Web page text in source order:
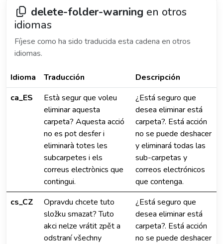
delete-folder-warning en otros
idiomas
Fíjese como ha sido traducida esta cadena en otros
idiomas.
Idioma Traducción
Descripción
ca_ES
Està segur que voleu
eliminar aquesta
carpeta? Aquesta acció
no es pot desfer i
eliminarà totes les
subcarpetes i els
correus electrònics que
contingui.
¿Está seguro que
desea eliminar está
carpeta?. Está acción
no se puede deshacer
y eliminará todas las
sub-carpetas y
correos electrónicos
que contenga.
cs_CZ
Opravdu chcete tuto
složku smazat? Tuto
akci nelze vrátit zpět a
odstraní všechny
¿Está seguro que
desea eliminar está
carpeta?. Está acción
no se puede deshacer